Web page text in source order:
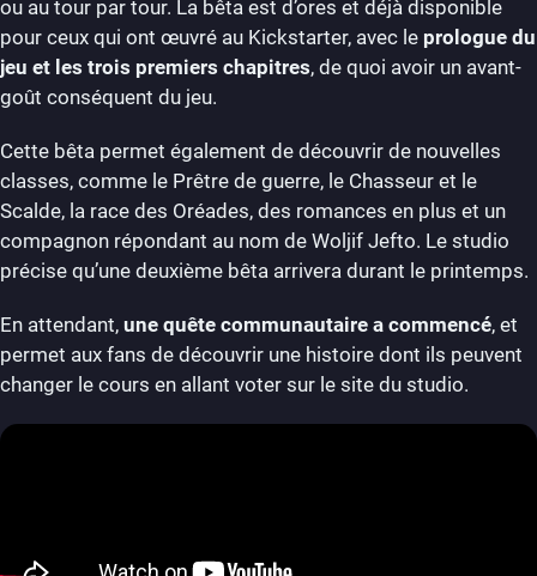
ou au tour par tour. La bêta est d’ores et déjà disponible
pour ceux qui ont œuvré au Kickstarter, avec le prologue du
jeu et les trois premiers chapitres, de quoi avoir un avant-
goût conséquent du jeu.
Cette bêta permet également de découvrir de nouvelles
classes, comme le Prêtre de guerre, le Chasseur et le
Scalde, la race des Oréades, des romances en plus et un
compagnon répondant au nom de Woljif Jefto. Le studio
précise qu’une deuxième bêta arrivera durant le printemps.
En attendant, une quête communautaire a commencé, et
permet aux fans de découvrir une histoire dont ils peuvent
changer le cours en allant voter sur le site du studio.